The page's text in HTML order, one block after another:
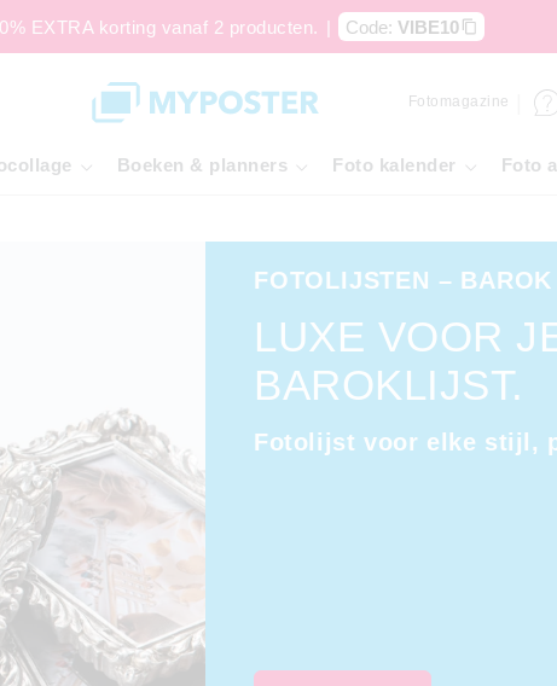
EXTRA korting vanaf 2 producten. | Code:VIBE10
Fotomagazine
Boeken & planners Foto kalender Foto
FOTOLIJSTEN – BAROK
LUXE VOOR
BAROKLIJST.
Fotolijst voor elke stijl,